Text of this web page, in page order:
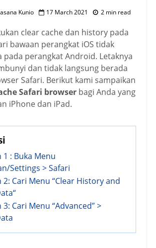
Kunio 17 March 2021 2 min read
clear cache dan history pada
bawaan perangkat iOS tidak
pada perangkat Android. Letaknya
dan tidak langsung berada
Safari. Berikut kami sampaikan
Safari browser bagi Anda yang
iPhone dan iPad.
1 : Buka Menu
Settings > Safari
2: Cari Menu “Clear History and
3: Cari Menu “Advanced” >